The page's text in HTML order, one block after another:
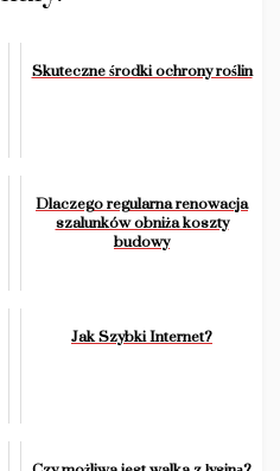
Skuteczne środki ochrony roślin
Dlaczego regularna renowacja
szalunków obniża koszty
budowy
Jak Szybki Internet?